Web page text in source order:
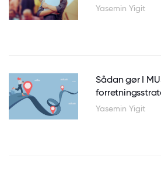
Yasemin Yigit
Sådan gør I
Yasemin Yigit